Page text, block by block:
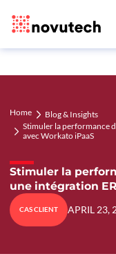
Home
Blog & Insights
Stimuler la performance
avec Workato iPaaS
Stimuler la
une intégration
CAS CLIENT APRIL 23,